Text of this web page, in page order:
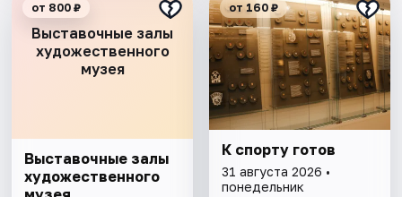
Выставочные залы
художественного
музея
от 800 ₽
Выставочные залы
художественного
от 160 ₽
К спорту готов
31 августа 2026 •
понедельник